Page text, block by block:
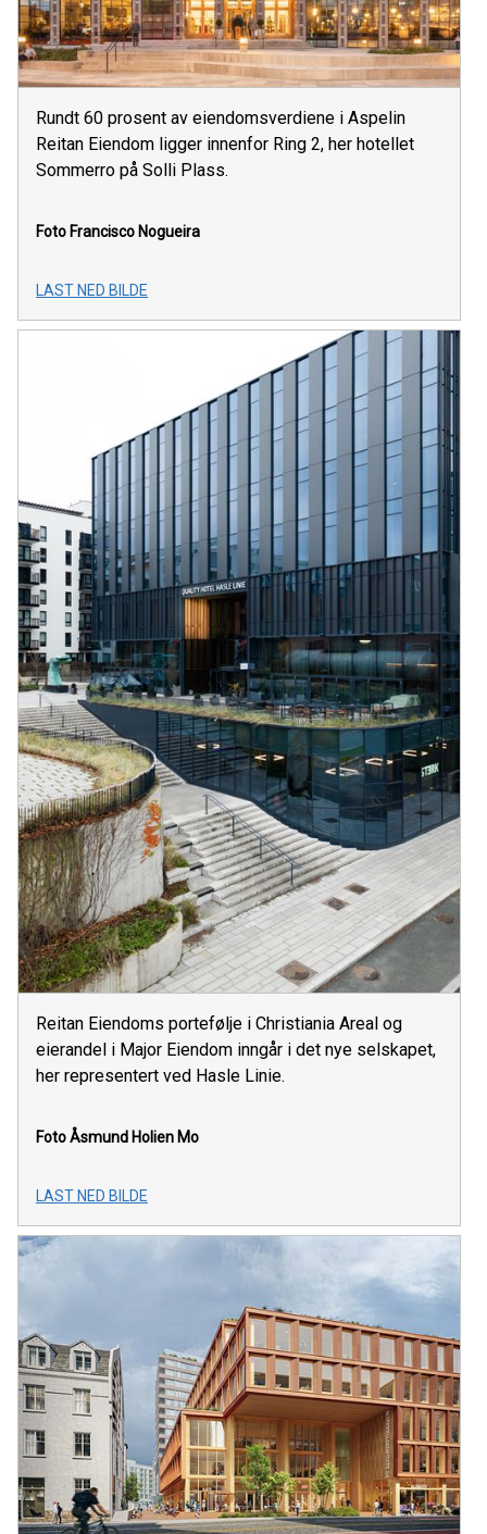
Rundt 60 prosent av eiendomsverdiene i Aspelin
Reitan Eiendom ligger innenfor Ring 2, her hotellet
Sommerro på Solli Plass.
Foto Francisco Nogueira
LAST NED BILDE
Reitan Eiendoms portefølje i Christiania Areal og
eierandel i Major Eiendom inngår i det nye selskapet,
her representert ved Hasle Linie.
Foto Åsmund Holien Mo
LAST NED BILDE